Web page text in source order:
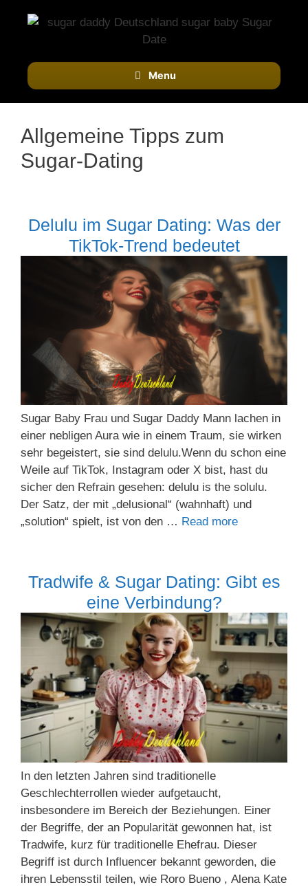
Menu
Allgemeine Tipps zum
Sugar-Dating
Delulu im Sugar Dating: Was der
TikTok-Trend bedeutet
Sugar Baby Frau und Sugar Daddy Mann lachen in
einer nebligen Aura wie in einem Traum, sie wirken
sehr begeistert, sie sind delulu.Wenn du schon eine
Weile auf TikTok, Instagram oder X bist, hast du
sicher den Refrain gesehen: delulu is the solulu.
Der Satz, der mit „delusional“ (wahnhaft) und
„solution“ spielt, ist von den … Read more
Tradwife & Sugar Dating: Gibt es
eine Verbindung?
In den letzten Jahren sind traditionelle
Geschlechterrollen wieder aufgetaucht,
insbesondere im Bereich der Beziehungen. Einer
der Begriffe, der an Popularität gewonnen hat, ist
Tradwife, kurz für traditionelle Ehefrau. Dieser
Begriff ist durch Influencer bekannt geworden, die
ihren Lebensstil teilen, wie Roro Bueno , Alena Kate